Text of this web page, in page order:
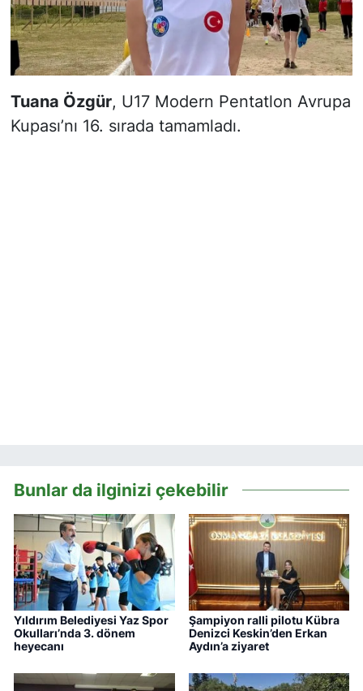
Tuana Özgür, U17 Modern Pentatlon Avrupa
Kupası’nı 16. sırada tamamladı.
Bunlar da ilginizi çekebilir
Yıldırım Belediyesi Yaz Spor
Okulları’nda 3. dönem
heyecanı
Şampiyon ralli pilotu Kübra
Denizci Keskin’den Erkan
Aydın’a ziyaret